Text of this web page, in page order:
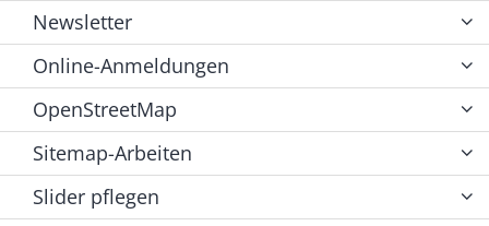
Newsletter
Online-Anmeldungen
OpenStreetMap
Sitemap-Arbeiten
Slider pflegen